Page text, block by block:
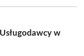
w